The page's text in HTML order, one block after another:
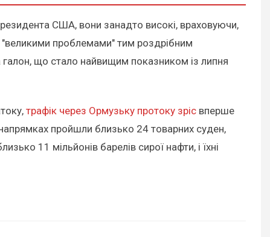
США, вони занадто високі, враховуючи,
"великими проблемами" тим роздрібним
що стало найвищим показником із липня
трафік через Ормузьку протоку зріс вперше
пройшли близько 24 товарних суден,
11 мільйонів барелів сирої нафти, і їхні